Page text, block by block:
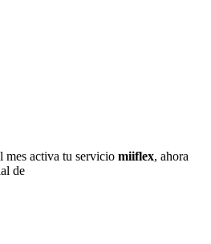
mes activa tu servicio miiflex, ahora
de